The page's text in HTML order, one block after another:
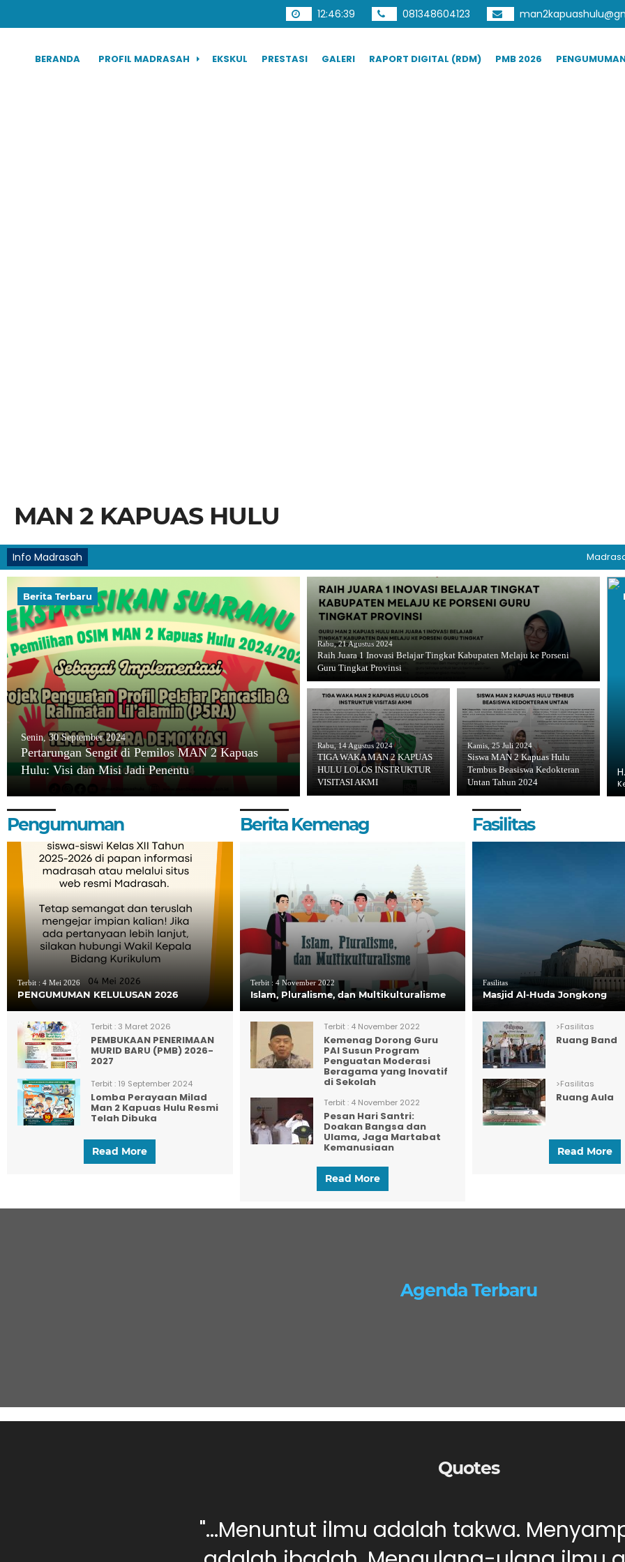
12:46:40 081348604123
BERANDA PROFIL MADRASAH EKSKUL PRESTASI GALERI RAPORT DIGITAL (RDM) PMB 2026
MAN 2 KAPUAS HULU
Info Madrasah Madrasah
Berita Terbaru
Senin, 30 September 2024
Pertarungan Sengit di Pemilos MAN 2 Kapuas
Hulu: Visi dan Misi Jadi Penentu
Rabu, 21 Agustus 2024
Raih Juara 1 Inovasi Belajar Tingkat Kabupaten Melaju ke Porseni
Guru Tingkat Provinsi
Rabu, 14 Agustus 2024
TIGA WAKA MAN 2 KAPUAS
HULU LOLOS INSTRUKTUR
VISITASI AKMI
Kamis, 25 Juli 2024
Siswa MAN 2 Kapuas Hulu
Tembus Beasiswa Kedokteran
Untan Tahun 2024
Pengumuman
Terbit : 4 Mei 2026
PENGUMUMAN KELULUSAN 2026
Terbit : 3 Maret 2026
PEMBUKAAN PENERIMAAN
MURID BARU (PMB) 2026-
2027
Terbit : 19 September 2024
Lomba Perayaan Milad
Man 2 Kapuas Hulu Resmi
Telah Dibuka
Read More
Berita Kemenag
Terbit : 4 November 2022
Islam, Pluralisme, dan Multikulturalisme
Terbit :4 November 2022
Kemenag Dorong Guru
PAI Susun Program
Penguatan Moderasi
Beragama yang Inovatif
di Sekolah
Terbit :4 November 2022
Pesan Hari Santri:
Doakan Bangsa dan
Ulama, Jaga Martabat
Kemanusiaan
Read More
Fasilitas
Fasilitas
Masjid Al-Huda Jongkong
>Fasilitas
Ruang Band
>Fasilitas
Ruang Aula
Read More
Agenda Terbaru
Quotes
"...Menuntut ilmu adalah takwa.